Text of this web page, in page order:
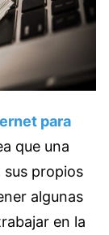
para
que una
propios
algunas
en la